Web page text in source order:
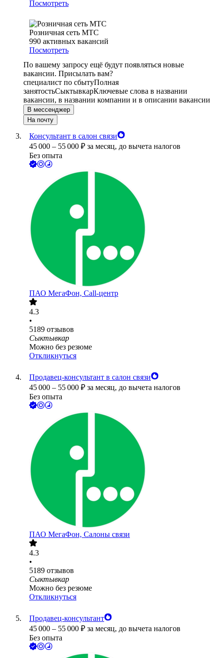
Посмотреть
Розничная сеть МТС
990 активных вакансий
Посмотреть
По вашему запросу ещё будут появляться новые
вакансии. Присылать вам?
специалист по сбытуПолная
занятостьСыктывкарКлючевые слова в названии
вакансии, в названии компании и в описании вакансии
В мессенджер
На почту
Консультант в салон связи
45 000 – 55 000 ₽ за месяц, до вычета налогов
Без опыта
ПАО МегаФон, Call-центр
4.3
•
5189 отзывов
Сыктывкар
Можно без резюме
Откликнуться
Продавец-консультант в салон связи
45 000 – 55 000 ₽ за месяц, до вычета налогов
Без опыта
ПАО МегаФон, Салоны связи
4.3
•
5189 отзывов
Сыктывкар
Можно без резюме
Откликнуться
Продавец-консультант
45 000 – 55 000 ₽ за месяц, до вычета налогов
Без опыта